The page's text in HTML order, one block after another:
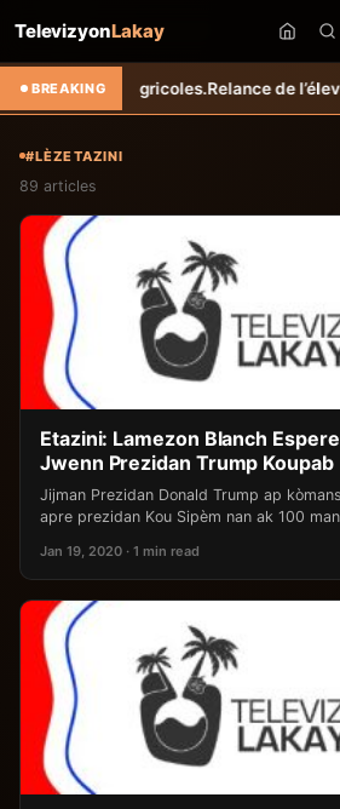
TelevizyonLakay
BREAKING
agricoles. Relance de l’élevage
#LÈZETAZINI
89 articles
Etazini: Lamezon Blanch
Jwenn Prezidan Trump Koupab
Jijman Prezidan Donald Trump ap
apre prezidan Kou Sipèm nan ak 100
Jan 19, 2020 · 1 min read